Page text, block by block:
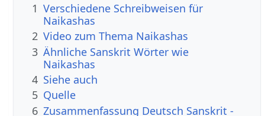
1 Verschiedene Schreibweisen für
Naikashas
2 Video zum Thema Naikashas
3 Ähnliche Sanskrit Wörter wie
Naikashas
4 Siehe auch
5 Quelle
6 Zusammenfassung Deutsch Sanskrit -